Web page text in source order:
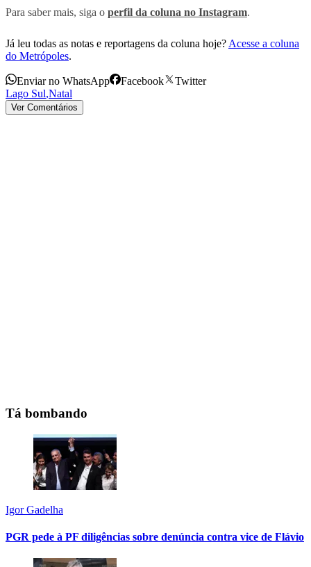
Para saber mais, siga o perfil da coluna no Instagram.
Já leu todas as notas e reportagens da coluna hoje? Acesse a coluna
do Metrópoles.
Enviar no WhatsApp Facebook
Twitter
Lago Sul,Natal
Ver Comentários
Tá bombando
Igor Gadelha
PGR pede à PF diligências sobre denúncia contra vice de Flávio